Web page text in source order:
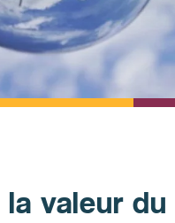
la valeur